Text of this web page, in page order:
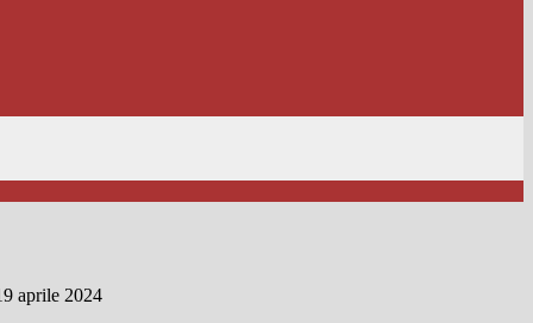
aprile 2024